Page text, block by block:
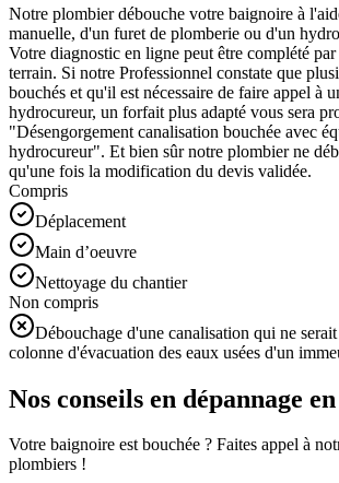
Notre plombier débouche votre baignoire à
manuelle, d'un furet de plomberie ou d'un
Votre diagnostic en ligne peut être complété
terrain. Si notre Professionnel constate que
bouchés et qu'il est nécessaire de faire appel à
hydrocureur, un forfait plus adapté vous sera
"Désengorgement canalisation bouchée avec
hydrocureur". Et bien sûr notre plombier ne
qu'une fois la modification du devis validée.
Compris
Déplacement
Main d’oeuvre
Nettoyage du chantier
Non compris
Débouchage d'une canalisation qui ne
colonne d'évacuation des eaux usées d'un
Nos conseils en dépannage
Votre baignoire est bouchée ? Faites appel à
plombiers !